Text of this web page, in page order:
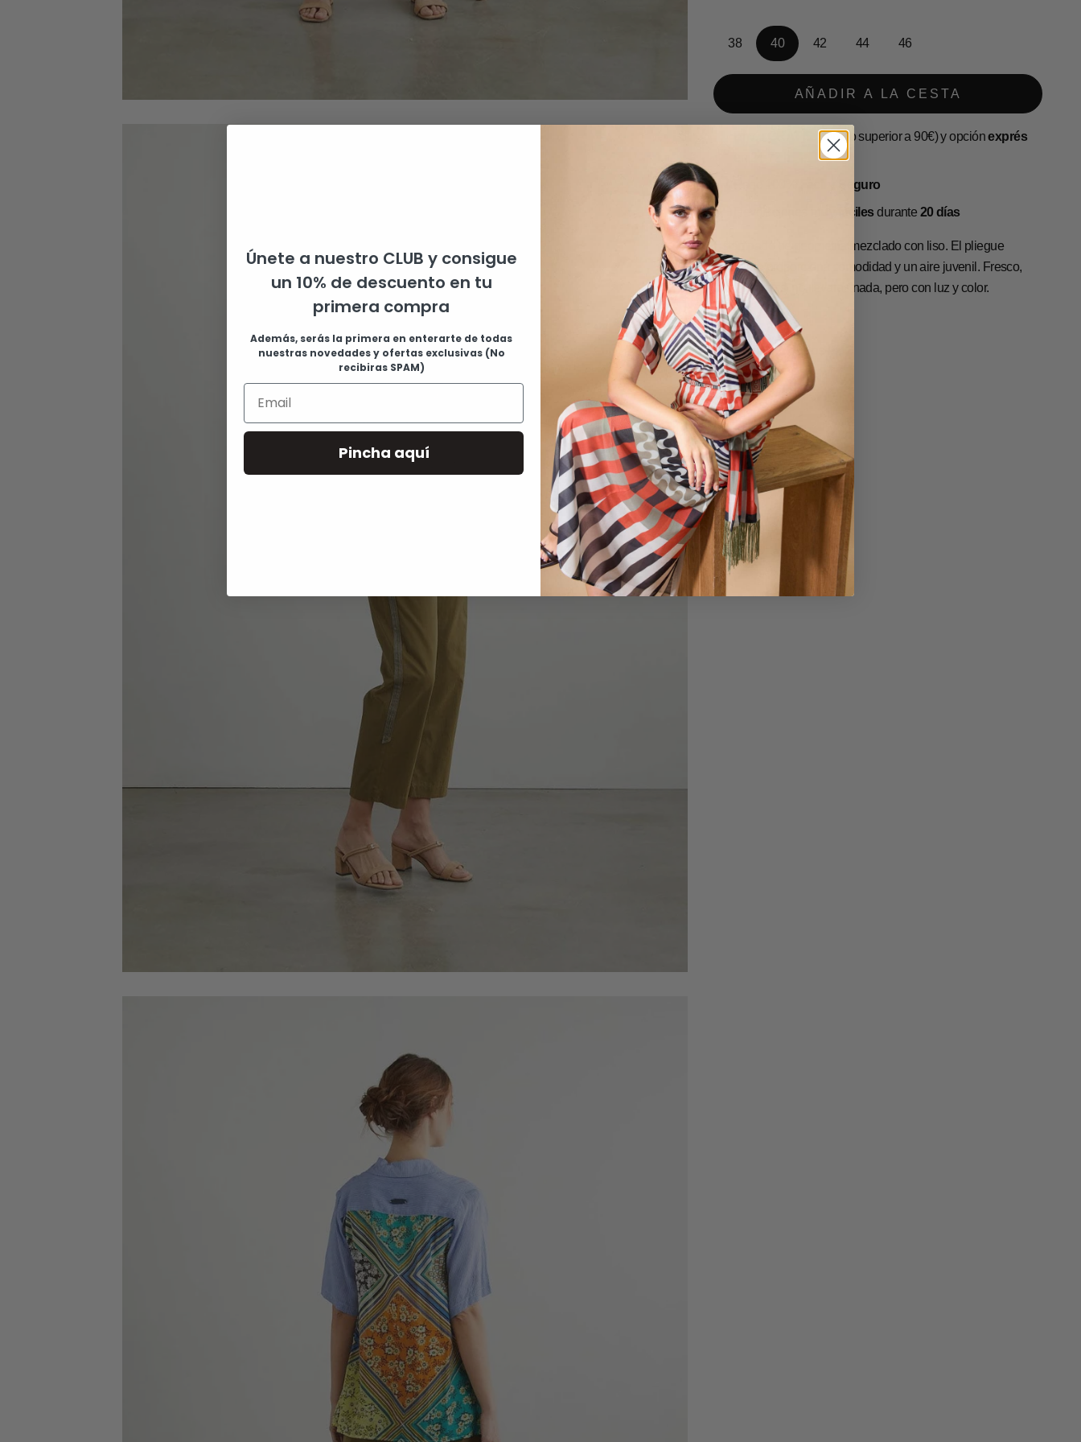
38 40 42 44 46
AÑADIR A LA CESTA
(pedido superior a 90€) y opciónexprés
Fácil y Seguro
muy fáciles durante 20 días
Estampado de geometría mezclado con liso. El pliegue
delantero proporciona comodidad y un aire juvenil. Fresco,
fluido, como si no llevaras nada, pero con luz y color.
Guia de Tallas
Detalles y cuidados
Ref: 32P832- TE
Únete a nuestro CLUB y consigue
un 10% de descuento en tu
primera compra
Además, serás la primera en enterarte de todas
nuestras novedades y ofertas exclusivas (No
recibiras SPAM)
Pincha aquí